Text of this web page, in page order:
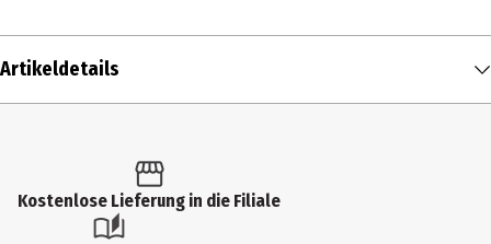
Artikeldetails
Produkttyp
Kostenlose Lieferung in die Filiale